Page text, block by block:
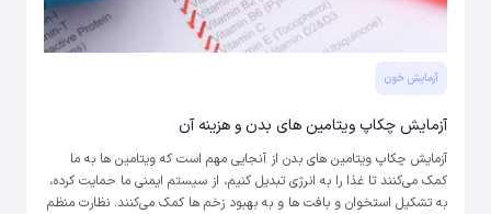
آزمایش خون
آزمایش چکاپ ویتامین‌ های بدن و هزینه آن
آزمایش چکاپ ویتامین‌ های بدن از آنجایی مهم است که ویتامین ها به ما
کمک می‌کنند تا غذا را به انرژی تبدیل کنیم، از سیستم ایمنی ما حمایت کرده،
به تشکیل استخوان و بافت ها و به بهبود زخم ها کمک می‌کنند. نظارت منظم